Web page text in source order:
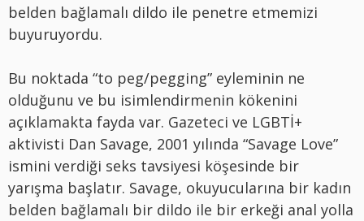
belden bağlamalı dildo ile penetre etmemizi
buyuruyordu.
Bu noktada “to peg/pegging” eyleminin ne
olduğunu ve bu isimlendirmenin kökenini
açıklamakta fayda var. Gazeteci ve LGBTİ+
aktivisti Dan Savage, 2001 yılında “Savage Love”
ismini verdiği seks tavsiyesi köşesinde bir
yarışma başlatır. Savage, okuyucularına bir kadın
belden bağlamalı bir dildo ile bir erkeği anal yolla